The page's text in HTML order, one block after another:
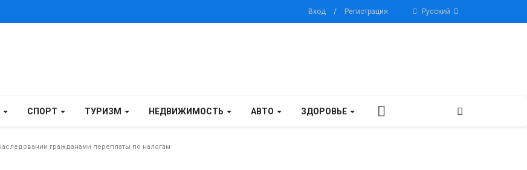
Вход / Регистрация Русский
СПОРТ ТУРИЗМ НЕДВИЖИМОСТЬ АВТО ЗДОРОВЬЕ
гражданами переплаты по налогам